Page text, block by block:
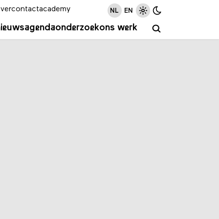
agendaonderzoekons werk
contactacademy NL EN